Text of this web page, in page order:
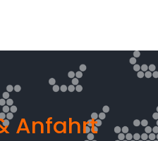
Anfahrt